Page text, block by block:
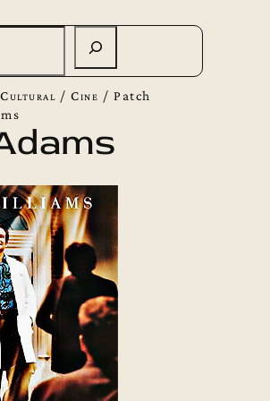
Cultural /Cine / Patch